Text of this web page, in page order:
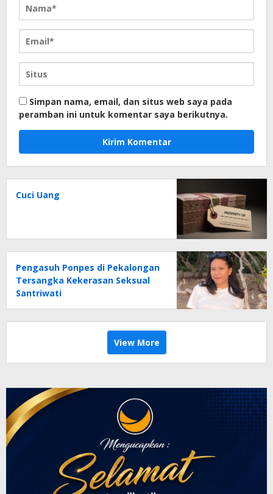
Simpan nama, email, dan situs web saya pada
peramban ini untuk komentar saya berikutnya.
Cuci Uang
Pengasuh Ponpes di Pekalongan
Tersangka Kekerasan Seksual
Santriwati
View More